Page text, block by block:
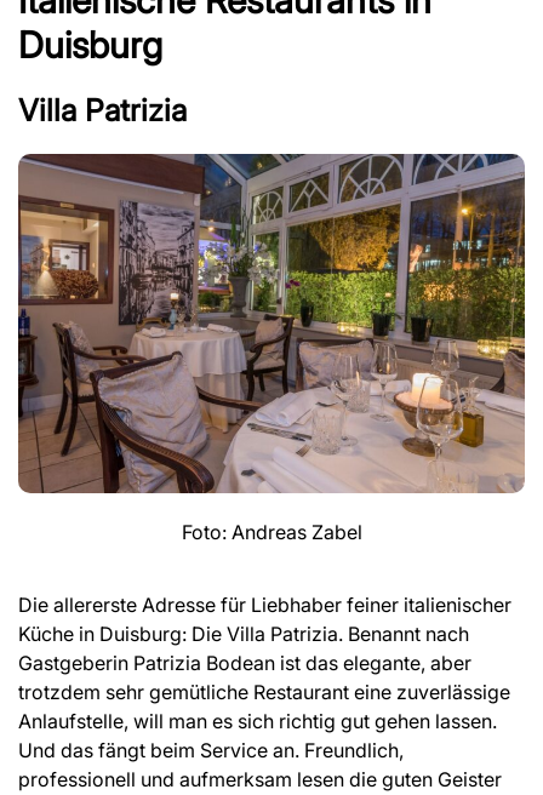
Duisburg
Villa Patrizia
Foto: Andreas Zabel
Die allererste Adresse für Liebhaber feiner italienischer
Küche in Duisburg: Die Villa Patrizia. Benannt nach
Gastgeberin Patrizia Bodean ist das elegante, aber
trotzdem sehr gemütliche Restaurant eine zuverlässige
Anlaufstelle, will man es sich richtig gut gehen lassen.
Und das fängt beim Service an. Freundlich,
professionell und aufmerksam lesen die guten Geister